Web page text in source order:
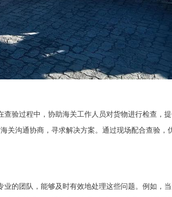
验过程中，协助海关工作人员对货物进行检查，
关沟通协商，寻求解决方案。通过现场配合查验，
的团队，能够及时有效地处理这些问题。例如，